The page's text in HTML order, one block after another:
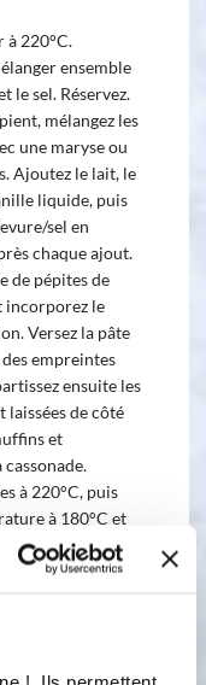
à 220°C.
ensemble
le sel. Réservez.
mélangez les
une maryse ou
Ajoutez le lait, le
liquide, puis
sel en
chaque ajout.
de pépites de
incorporez le
Versez la pâte
empreintes
ensuite les
laissées de côté
et
à 220°C, puis
à 180°C et
20 minutes.
démouler. C'est